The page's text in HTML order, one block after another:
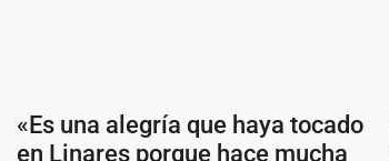
«Es una alegría que haya tocado
en Linares porque hace mucha